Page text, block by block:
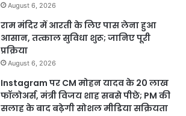
August 6, 2026
राम मंदिर में आरती के लिए पास लेना हुआ
आसान, तत्काल सुविधा शुरू; जानिए पूरी
प्रक्रिया
August 6, 2026
Instagram पर CM मोहन यादव के 20 लाख
फॉलोअर्स, मंत्री विजय शाह सबसे पीछे; PM की
सलाह के बाद बढ़ेगी सोशल मीडिया सक्रियता